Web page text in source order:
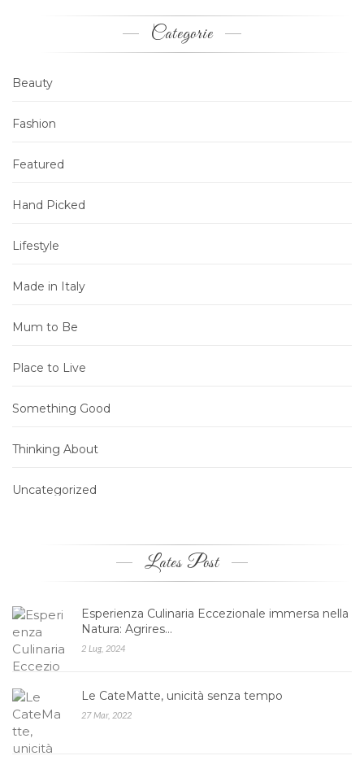
Categorie
Beauty
Fashion
Featured
Hand Picked
Lifestyle
Made in Italy
Mum to Be
Place to Live
Something Good
Thinking About
Uncategorized
Lates Post
Esperienza Culinaria Eccezionale immersa nella
Natura: Agrires…
2 Lug, 2024
Le CateMatte, unicità senza tempo
27 Mar, 2022